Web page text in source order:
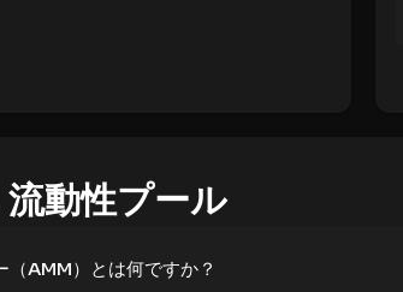
動性プール
（AMM）とは何ですか？